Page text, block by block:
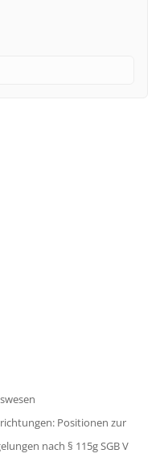
Positionen zur
nach § 115g SGB V